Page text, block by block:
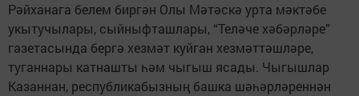
Рәйханага белем биргән Олы Мәтәскә урта мәктәбе
укытучылары, сыйныфташлары, “Теләче хәбәрләре”
газетасында бергә хезмәт куйган хезмәттәшләре,
туганнары катнашты һәм чыгыш ясады. Чыгышлар
Казаннан, республикабызның башка шәһәрләреннән